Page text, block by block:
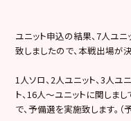
ユニット申込の結果、7人ユ
致しましたので、本戦出場が
1人ソロ、2人ユニット、3人ユ
ト、16人～ユニットに関しま
で、予備選を実施致します。